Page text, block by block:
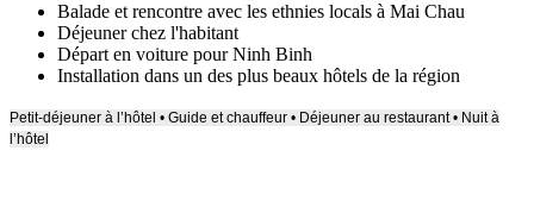
Balade et rencontre avec les ethnies locals à Mai Chau
Déjeuner chez l'habitant
Départ en voiture pour Ninh Binh
Installation dans un des plus beaux hôtels de la région
Petit-déjeuner à l’hôtel • Guide et chauffeur • Déjeuner au restaurant • Nuit à
l’hôtel